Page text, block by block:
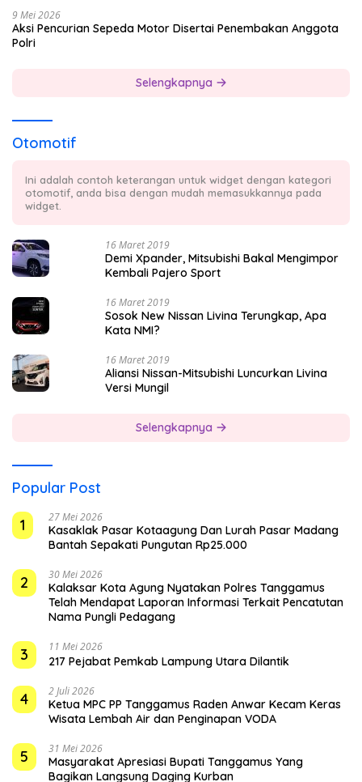
9 Mei 2026
Aksi Pencurian Sepeda Motor Disertai Penembakan Anggota
Polri
Selengkapnya
Otomotif
Ini adalah contoh keterangan untuk widget dengan kategori
otomotif, anda bisa dengan mudah memasukkannya pada
widget.
16 Maret 2019
Demi Xpander, Mitsubishi Bakal Mengimpor
Kembali Pajero Sport
16 Maret 2019
Sosok New Nissan Livina Terungkap, Apa
Kata NMI?
16 Maret 2019
Aliansi Nissan-Mitsubishi Luncurkan Livina
Versi Mungil
Selengkapnya
Popular Post
1
27 Mei 2026
Kasaklak Pasar Kotaagung Dan Lurah Pasar Madang
Bantah Sepakati Pungutan Rp25.000
2 30 Mei 2026
Kalaksar Kota Agung Nyatakan Polres Tanggamus
Telah Mendapat Laporan Informasi Terkait Pencatutan
Nama Pungli Pedagang
3 11 Mei 2026
217 Pejabat Pemkab Lampung Utara Dilantik
4 2 Juli 2026
Ketua MPC PP Tanggamus Raden Anwar Kecam Keras
Wisata Lembah Air dan Penginapan VODA
5 31 Mei 2026
Masyarakat Apresiasi Bupati Tanggamus Yang
Bagikan Langsung Daging Kurban